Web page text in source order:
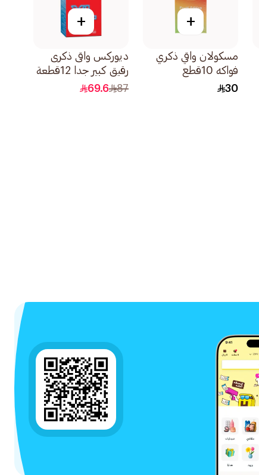
+
مسكولان واقي ذكري
فواكه 10قطع
30
+
ديوركس واقى ذكرى
رقيق كبير جدا 12قطعة
87
69.6